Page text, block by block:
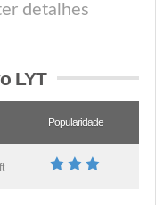
detalhes
LYT
Popularidade